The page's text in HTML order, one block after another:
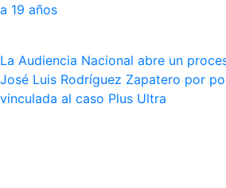
a 19 años
La Audiencia Nacional abre un
José Luis Rodríguez Zapatero por
vinculada al caso Plus Ultra